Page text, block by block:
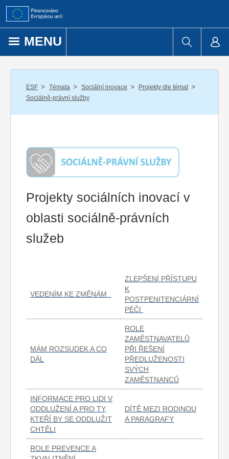
Přejít k obsahu
MENU
ESF / Témata / Sociální inovace / Projekty dle témat /
Sociálně-právní služby
Projekty sociálních inovací v
oblasti sociálně-právních
služeb
VEDENÍM KE ZMĚNÁM
ZLEPŠENÍ PŘÍSTUPU
K
POSTPENITENCIÁRNÍ
PÉČI
MÁM ROZSUDEK A CO
DÁL
ROLE
ZAMĚSTNAVATELŮ
PŘI ŘEŠENÍ
PŘEDLUŽENOSTI
SVÝCH
ZAMĚSTNANCŮ
INFORMACE PRO LIDI V
ODDLUŽENÍ A PRO TY,
KTEŘÍ BY SE ODDLUŽIT
CHTĚLI
DÍTĚ MEZI RODINOU
A PARAGRAFY
ROLE PREVENCE A